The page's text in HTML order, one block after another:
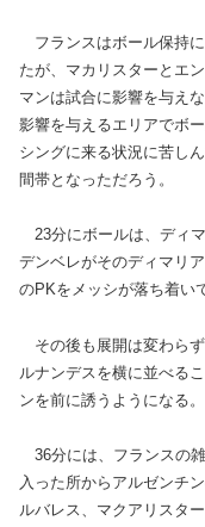
フランスはボール保持
たが、マカリスターとエ
マンは試合に影響を与え
影響を与えるエリアでボ
シングに来る状況に苦し
間帯となっただろう。
23分にボールは、ディ
デンベレがそのディマリ
のPKをメッシが落ち着い
その後も展開は変わら
ルナンデスを横に並べる
ンを前に誘うようになる。
36分には、フランスの
入った所からアルゼンチ
ルバレス、マクアリスタ